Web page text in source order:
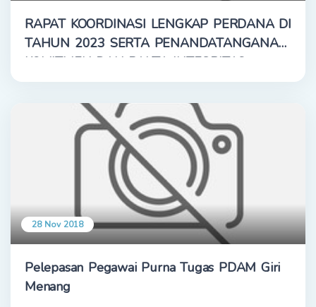
RAPAT KOORDINASI LENGKAP PERDANA DI
TAHUN 2023 SERTA PENANDATANGANAN
KOMITMEN DAN PAKTA INTEGRITAS
28 Nov 2018
Pelepasan Pegawai Purna Tugas PDAM Giri
Menang